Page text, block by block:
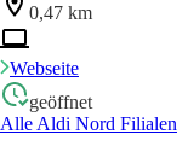
0,47 km
Webseite
geöffnet
Alle Aldi Nord Filialen